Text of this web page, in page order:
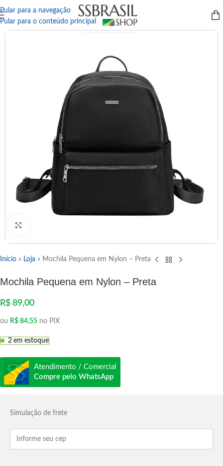
Pular para a navegação
Pular para o conteúdo principal
Início » Loja » Mochila Pequena em Nylon – Preta
Mochila Pequena em Nylon – Preta
R$ 89,00
ou R$ 84,55 no PIX
2 em estoque
Atendimento / Comercial
Compre pelo WhatsApp
Simulação de frete